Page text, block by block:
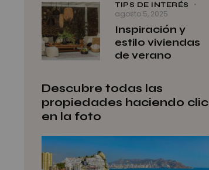
TIPS DE INTERÉS
agosto 5, 2025
Inspiración y
estilo viviendas
de verano
Descubre todas las
propiedades haciendo clic
en la foto